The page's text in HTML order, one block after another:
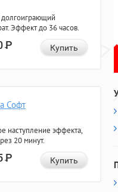
Эффект до 36 часов.
Р Купить
Софт
наступление эффекта,
20 минут.
Р Купить